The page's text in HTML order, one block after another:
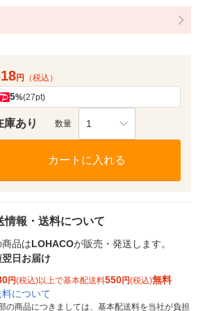
円 （税込）
5%(27pt)
庫あり 数量 1
カートに入れる
情報・送料について
商品はLOHACOが販売・発送します。
翌日お届け
円(税込)以上で基本配送料550円(税込)無料
について
の商品につきましては、基本配送料を当社が負担